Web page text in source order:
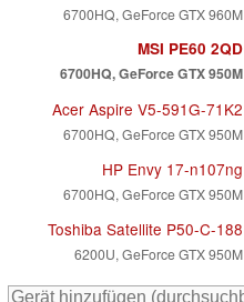
6700HQ, GeForce GTX 960M
MSI PE60 2QD
6700HQ, GeForce GTX 950M
Acer Aspire V5-591G-71K2
6700HQ, GeForce GTX 950M
HP Envy 17-n107ng
6700HQ, GeForce GTX 950M
Toshiba Satellite P50-C-188
6200U, GeForce GTX 950M